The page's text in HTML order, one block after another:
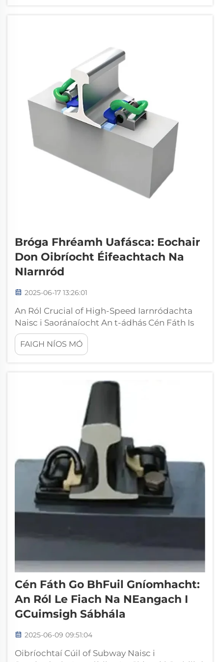
Bróga Fhréamh Uafásca: Eochair
Don Oibríocht Éifeachtach Na
NIarnród
2025-06-17 13:26:01
An Ról Crucial of High-Speed Iarnródachta
Naisc i Saoránaíocht An t-ádhás Cén Fáth Is
Mian Liúm do Stabilité Iarnródachta Speed-
Ard Naisc, cuid mhór den rian, go háirithe
dona rian iarnróidhe luath-ruith. Tá siad ag
FAIGH NÍOS MÓ
Cén Fáth Go BhFuil Gníomhacht:
An Ról Le Fiach Na NEangach I
GCuimsigh Sábhála
2025-06-09 09:51:04
Oibríochtaí Cúil of Subway Naisc i